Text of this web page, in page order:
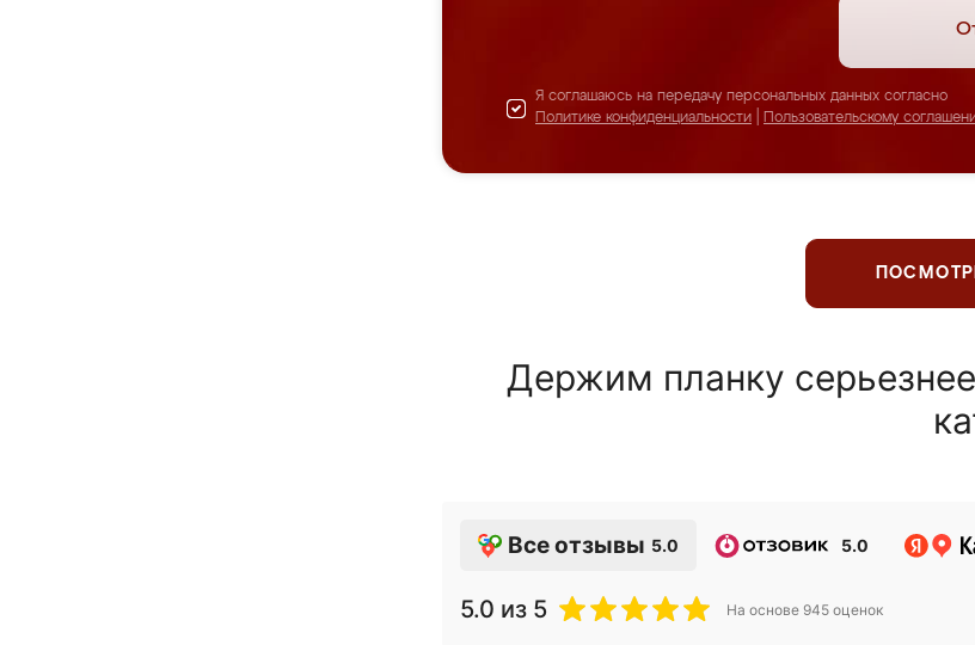
Я соглашаюсь на передачу персональных данных согласно
Политике конфиденциальности
Пользовательскому
Держим планку
Все отзывы 5.0 5.0
5.0 из 5 На основе 945 оценок